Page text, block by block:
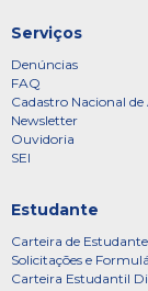
Serviços
Denúncias
FAQ
Cadastro Nacional
Newsletter
Ouvidoria
SEI
Estudante
Carteira de Estudante
Solicitações e
Carteira Estudantil